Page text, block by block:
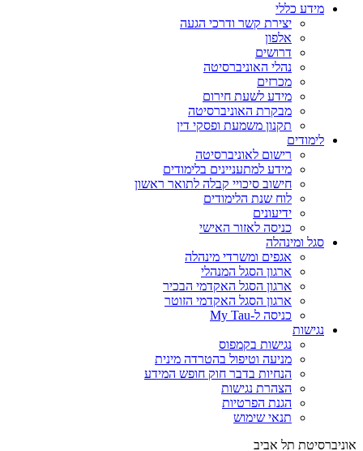
מידע כללי
יצירת קשר ודרכי הגעה
אלפון
דרושים
נהלי האוניברסיטה
מכרזים
מידע לשעת חירום
מבקרת האוניברסיטה
תקנון משמעת ופסקי דין
לימודים
רישום לאוניברסיטה
מידע למתעניינים בלימודים
חישוב סיכויי קבלה לתואר ראשון
לוח שנת הלימודים
ידיעונים
כניסה לאזור האישי
סגל ומינהלה
אגפים ומשרדי מינהלה
ארגון הסגל המנהלי
ארגון הסגל האקדמי הבכיר
ארגון הסגל האקדמי הזוטר
כניסה ל-My Tau
נגישות
נגישות בקמפוס
מניעה וטיפול בהטרדה מינית
הנחיות בדבר חוק חופש המידע
הצהרת נגישות
הגנת הפרטיות
תנאי שימוש
אוניברסיטת תל אביב